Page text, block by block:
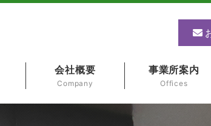
会社概要
Company
事業所案内
Offices